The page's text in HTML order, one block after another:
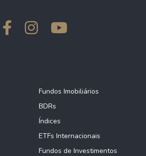
Fundos Imobiliários
BDRs
Índices
ETFs Internacionais
Fundos de Investimentos